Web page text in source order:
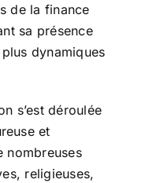
de la finance
sa présence
dynamiques
s’est déroulée
et
nombreuses
religieuses,